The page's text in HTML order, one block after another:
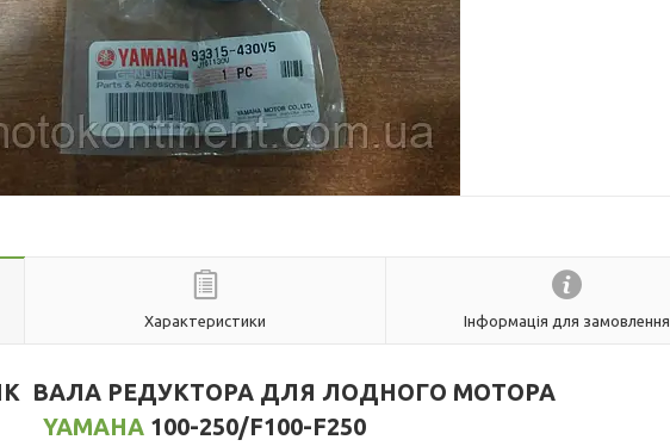
Характеристики Інформація для замовлення
ВАЛА РЕДУКТОРА ДЛЯ ЛОДНОГО МОТОРА
YAMAHA100-250/F100-F250